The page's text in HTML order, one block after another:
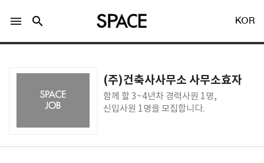
LOGIN
menu search KOR
(주)건축사사무소 사무소효자
함께 할 3~4년차 경력사원 1명,
신입사원 1명을 모집합니다.